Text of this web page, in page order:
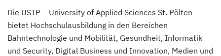
Die USTP – University of Applied Sciences St. Pölten
bietet Hochschulausbildung in den Bereichen
Bahntechnologie und Mobilität, Gesundheit, Informatik
und Security, Digital Business und Innovation, Medien und